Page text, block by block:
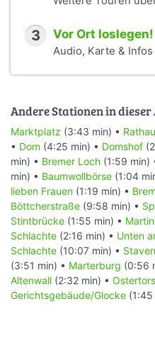
3 Vor Ort loslegen!
Audio, Karte &
Andere Stationen in
Marktplatz (3:43 min) •
• Dom (4:25 min) • Domshof
min) • Bremer Loch (1:59 min)
min) • Baumwollbörse (1:04
lieben Frauen (1:19 min) •
Böttcherstraße (9:58 min) •
Stintbrücke (1:55 min) •
Schlachte (2:16 min) • Unten
Schlachte (10:07 min) •
(3:51 min) • Marterburg (0:56
Altenwall (2:32 min) •
Gerichtsgebäude/Glocke (1:45